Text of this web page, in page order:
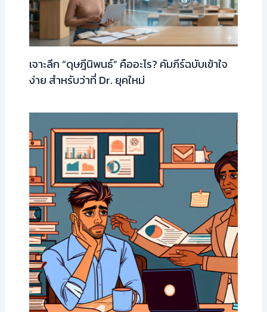
เจาะลึก “ดุษฎีนิพนธ์” คืออะไร? คัมภีร์ฉบับเข้าใจ
ง่าย สำหรับว่าที่ Dr. ยุคใหม่